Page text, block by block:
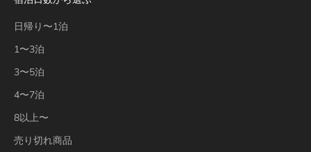
日帰り〜1泊
1〜3泊
3〜5泊
4〜7泊
8以上〜
売り切れ商品